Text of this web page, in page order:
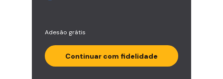
Adesão grátis
Continuar com fidelidade